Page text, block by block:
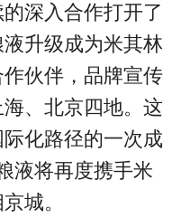
深入合作打开了
升级成为米其林
伙伴，品牌宣传
、北京四地。这
化路径的一次成
液将再度携手米
城。